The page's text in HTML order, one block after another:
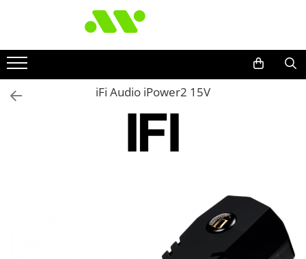
iFi Audio iPower2 15V